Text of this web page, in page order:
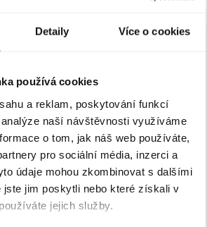
Detaily Více o cookies
používá cookies
a reklam, poskytování funkcí
naší návštěvnosti využíváme
o tom, jak náš web používáte,
pro sociální média, inzerci a
údaje mohou zkombinovat s dalšími
jste jim poskytli nebo které získali v
jejich služby.sklo